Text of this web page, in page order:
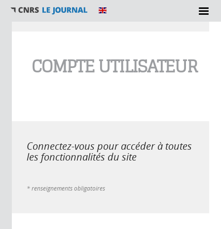
COMPTE UTILISATEUR
Connectez-vous pour accéder à toutes
les fonctionnalités du site
* renseignements obligatoires